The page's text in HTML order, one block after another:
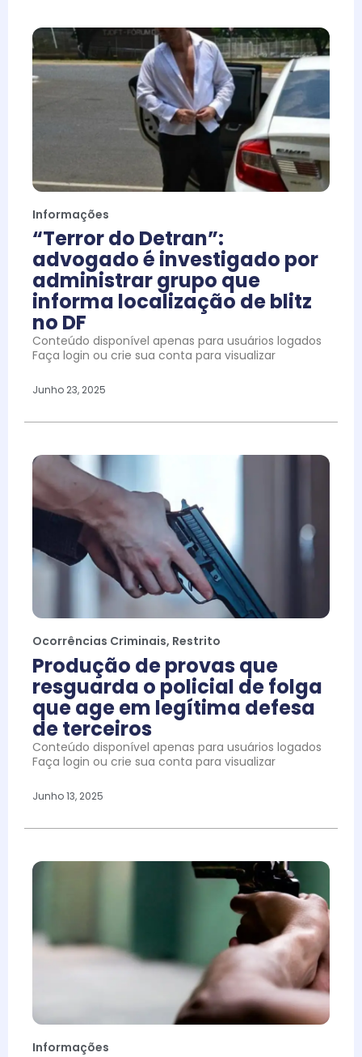
Informações
“Terror do Detran”:
advogado é investigado por
administrar grupo que
informa localização de blitz
no DF
Conteúdo disponível apenas para usuários logados
Faça login ou crie sua conta para visualizar
Junho 23, 2025
Ocorrências Criminais, Restrito
Produção de provas que
resguarda o policial de folga
que age em legítima defesa
de terceiros
Conteúdo disponível apenas para usuários logados
Faça login ou crie sua conta para visualizar
Junho 13, 2025
Informações